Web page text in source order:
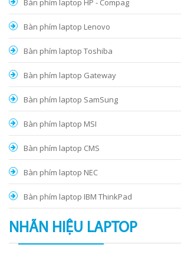
Bàn phím laptop Lenovo
Bàn phím laptop Toshiba
Bàn phím laptop Gateway
Bàn phím laptop SamSung
Bàn phím laptop MSI
Bàn phím laptop CMS
Bàn phím laptop NEC
Bàn phím laptop IBM ThinkPad
NHÃN HIỆU LAPTOP